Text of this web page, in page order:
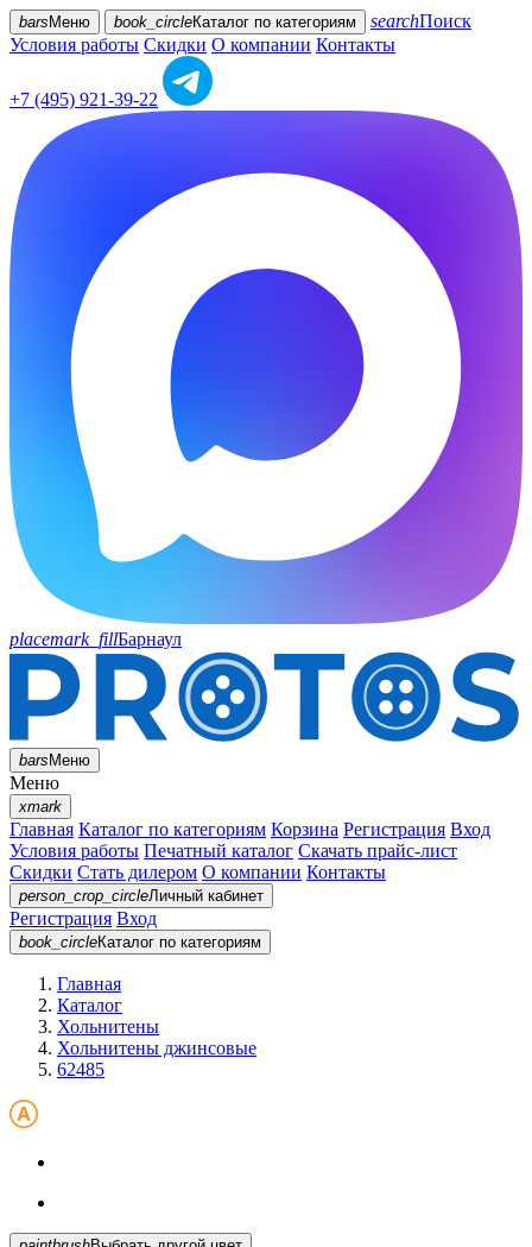
bars Меню book_circleКаталог по категориям searchПоиск
Условия работы Скидки О компании Контакты
+7 (495) 921-39-22
placemark_fillБарнаул
barsМеню
Меню
xmark
Главная Каталог по категориям Корзина Регистрация Вход
Условия работы Печатный каталог Скачать прайс-лист
Скидки Стать дилером О компании Контакты
person_crop_circleЛичный кабинет
Регистрация Вход
book_circleКаталог по категориям
Главная
Каталог
Хольнитены
Хольнитены джинсовые
62485